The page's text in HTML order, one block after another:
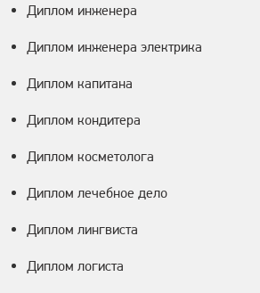
Диплом инженера
Диплом инженера электрика
Диплом капитана
Диплом кондитера
Диплом косметолога
Диплом лечебное дело
Диплом лингвиста
Диплом логиста